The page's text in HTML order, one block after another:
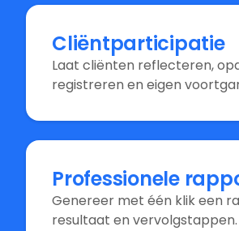
Cliëntparticipatie
Laat cliënten reflecteren,
registreren en eigen
Professionele
Genereer met één klik een
resultaat en vervolgstappen.